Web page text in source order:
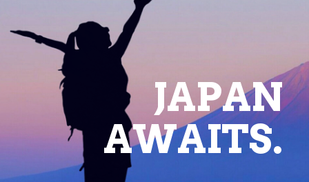
JAPAN
AWAITS.